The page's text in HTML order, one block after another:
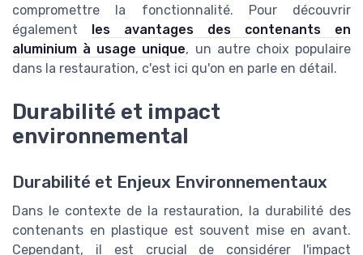
compromettre la fonctionnalité. Pour découvrir
également
les avantages des contenants en
aluminium à usage unique, un autre choix populaire
dans la restauration, c'est ici qu'on en parle en détail.
Durabilité et impact
environnemental
Durabilité et Enjeux Environnementaux
Dans le contexte de la restauration, la durabilité des
contenants en plastique est souvent mise en avant.
Cependant, il est crucial de considérer l'impact